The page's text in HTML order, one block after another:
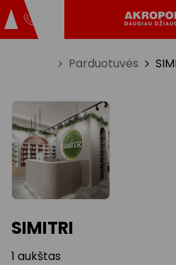
Parduotuvės
SIMITRI
1 aukštas